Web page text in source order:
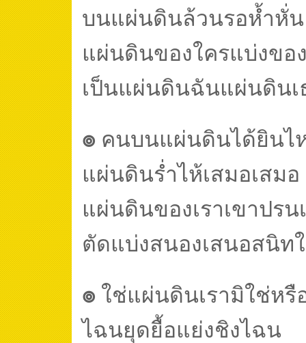
บนแผ่นดินล้วนรอห้ำหั่
แผ่นดินของใครแบ่งข
เป็นแผ่นดินฉันแผ่นดิน
๏ คนบนแผ่นดินได้ยินไ
แผ่นดินร่ำไห้เสมอเสมอ
แผ่นดินของเราเขาปรน
ตัดแบ่งสนองเสนอสนิท
๏ ใช่แผ่นดินเรามิใช่ห
ไฉนยุดยื้อแย่งชิงไฉน